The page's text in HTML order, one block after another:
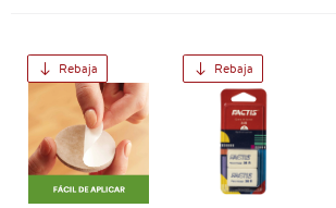
Rebaja Rebaja